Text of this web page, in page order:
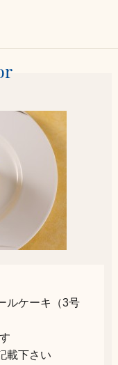
ルケーキ（3号
載下さい